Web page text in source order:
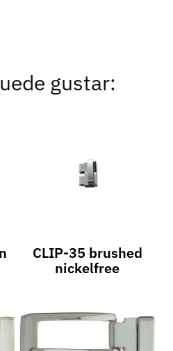
gustar:
CLIP-35 brushed
nickelfree